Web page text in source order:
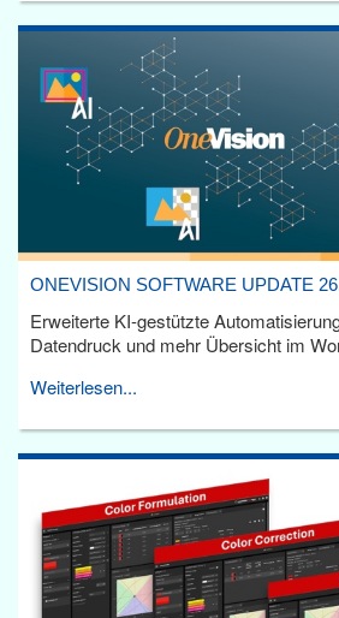
ONEVISION SOFTWARE UPDATE
Erweiterte KI-gestützte
Datendruck und mehr Übersicht im
Weiterlesen...